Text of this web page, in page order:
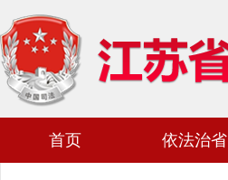
首页 依法治省